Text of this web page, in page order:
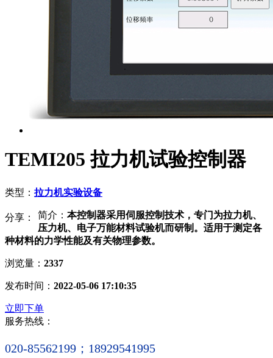
TEMI205 拉力机试验控制器
类型： 拉力机实验设备
分享： 简介： 本控制器采用伺服控制技术，专门为拉力机、
压力机、电子万能材料试验机而研制。适用于测定各
种材料的力学性能及有关物理参数。
浏览量： 2337
发布时间： 2022-05-06 17:10:35
立即下单
服务热线：
020-85562199；18929541995